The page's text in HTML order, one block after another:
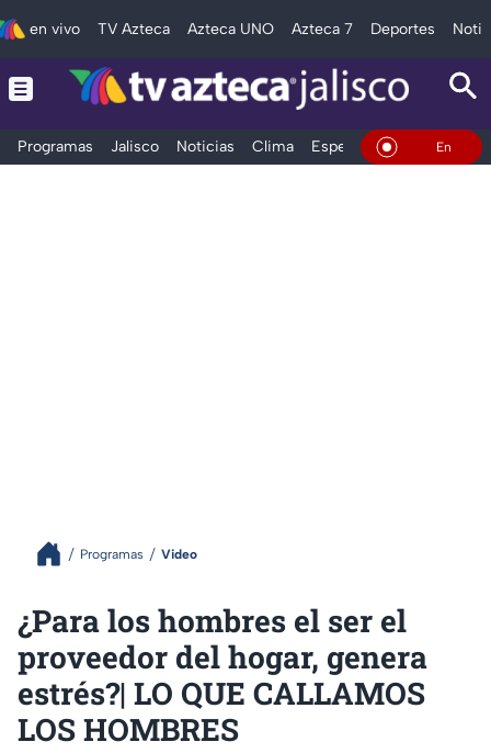
en vivo TV Azteca Azteca UNO Azteca 7 Deportes
Programas Jalisco Noticias Clima Espectáculos Deportes
En Vivo
Programas Video
¿Para los hombres el ser el
proveedor del hogar, genera
estrés?| LO QUE CALLAMOS
LOS HOMBRES